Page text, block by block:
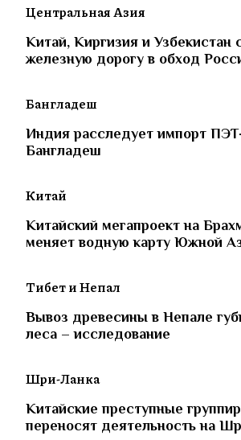
Центральная Азия
Китай, Киргизия и Узбекистан
железную дорогу в обход
Бангладеш
Индия расследует импорт
Бангладеш
Китай
Китайский мегапроект на
меняет водную карту Южной
Тибет и Непал
Вывоз древесины в Непале
леса – исследование
Шри-Ланка
Китайские преступные
переносят деятельность на